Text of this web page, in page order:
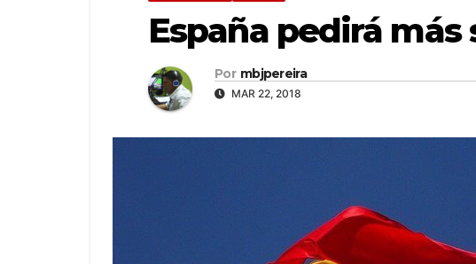
España pedirá
Por mbjpereira
MAR 22, 2018